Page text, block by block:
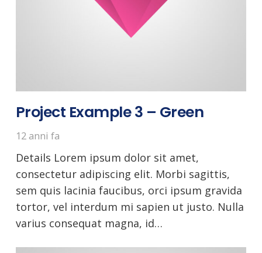
Project Example 3 – Green
12 anni fa
Details Lorem ipsum dolor sit amet,
consectetur adipiscing elit. Morbi sagittis,
sem quis lacinia faucibus, orci ipsum gravida
tortor, vel interdum mi sapien ut justo. Nulla
varius consequat magna, id…